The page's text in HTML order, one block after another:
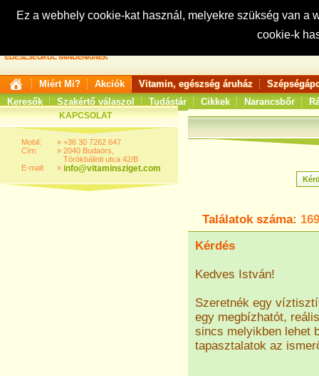
Ez a webhely cookie-kat használ, melyekre szükség van
cookie-k
Keresés:
Miért Mi? Akciók Vitamin, egészség áruház
Keresők
Szakértő válaszol Tudástár Cikkek Narancsbőr
KAPCSOLAT
Mobil:
Cím:
E-mail:
»
»
»
+36 30 7262 647
2040 Budaörs,
Törökbálinti utca 42/B
info@vitaminsziget.com
Találatok száma:
Kérdés
Kedves István!
Szeretnék egy
egy megbízhatót,
sincs melyikben lehet
tapasztalatok az